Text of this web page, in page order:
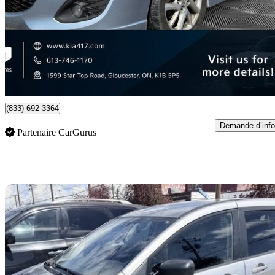
Bonne
42 $/mois env.
Gloucester, ON
(833) 692-3364
Partenaire CarGurus
Demande d’info